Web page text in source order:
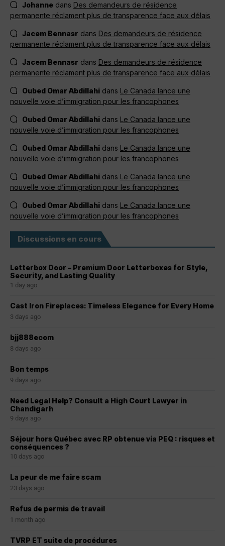
Johanne dans Des demandeurs de résidence
permanente réclament plus de transparence face aux délais
Jacem Bennasr dans Des demandeurs de résidence
permanente réclament plus de transparence face aux délais
Jacem Bennasr dans Des demandeurs de résidence
permanente réclament plus de transparence face aux délais
Oubed Omar Abdillahi dans Le Canada lance une
nouvelle voie d’immigration pour les francophones
Oubed Omar Abdillahi dans Le Canada lance une
nouvelle voie d’immigration pour les francophones
Oubed Omar Abdillahi dans Le Canada lance une
nouvelle voie d’immigration pour les francophones
Oubed Omar Abdillahi dans Le Canada lance une
nouvelle voie d’immigration pour les francophones
Oubed Omar Abdillahi dans Le Canada lance une
nouvelle voie d’immigration pour les francophones
Discussions en cours
Letterbox Door – Premium Door Letterboxes for Style,
Security, and Lasting Quality
1 day ago
Cast Iron Fireplaces: Timeless Elegance for Every Home
3 days ago
bjj888ecom
8 days ago
Bon temps
9 days ago
Need Legal Help? Consult a High Court Lawyer in
Chandigarh
9 days ago
Séjour hors Québec avec RP obtenue via PEQ : risques et
conséquences ?
10 days ago
La peur de me faire scam
23 days ago
Refus de permis de travail
1 month ago
TVRP ET suite de procédures